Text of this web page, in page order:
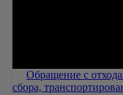
Обращение с
сбора,